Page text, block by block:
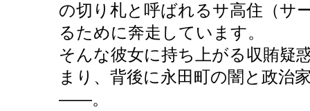
の切り札と呼ばれるサ高住（サ
るために奔走しています。
そんな彼女に持ち上がる収賄疑
まり、背後に永田町の闇と政治
――。